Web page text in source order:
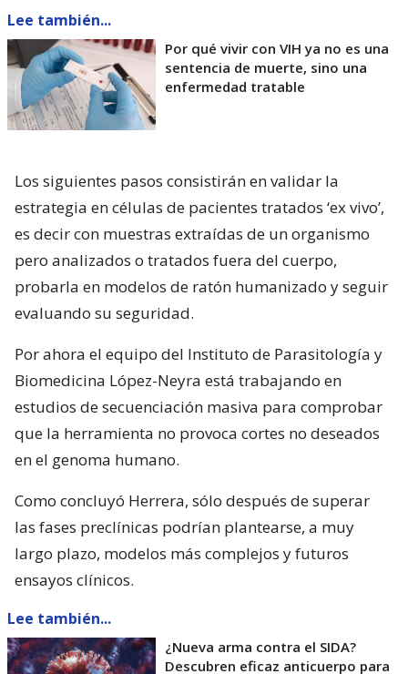
Lee también...
Por qué vivir con VIH ya no es una
sentencia de muerte, sino una
enfermedad tratable
Los siguientes pasos consistirán en validar la
estrategia en células de pacientes tratados ‘ex vivo’,
es decir con muestras extraídas de un organismo
pero analizados o tratados fuera del cuerpo,
probarla en modelos de ratón humanizado y seguir
evaluando su seguridad.
Por ahora el equipo del Instituto de Parasitología y
Biomedicina López-Neyra está trabajando en
estudios de secuenciación masiva para comprobar
que la herramienta no provoca cortes no deseados
en el genoma humano.
Como concluyó Herrera, sólo después de superar
las fases preclínicas podrían plantearse, a muy
largo plazo, modelos más complejos y futuros
ensayos clínicos.
Lee también...
¿Nueva arma contra el SIDA?
Descubren eficaz anticuerpo para